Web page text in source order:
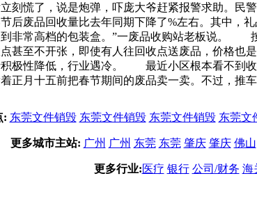
刻慌了，说是炮弹，吓庞大爷赶紧报警求助。
后废品回收量比去年同期下降了%左右。其中，
非常高档的包装盒。”一废品收购站老板说。
甚至不开张，即使有人往回收点送废品，价格
极性降低，行业遇冷。 最近小区根本看不到
正月十五前把春节期间的废品卖一卖。不过，推
: 东莞文件销毁 东莞文件销毁 东莞文件销毁 东莞文
更多城市主站: 广州 广州 东莞 东莞 肇庆 肇庆 佛山
更多行业: 医疗 银行 公司/财务 海